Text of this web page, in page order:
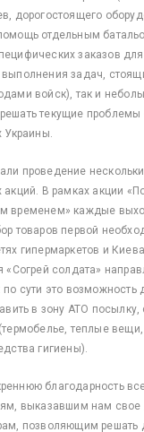
дорогостоящего
отдельным
заказов
задач,
войск), так и
текущие
Украины.
проведение
акций. В рамках акции
временем» каждые
товаров первой
гипермаркетов и
«Согрей солдата»
сути это возможность
в зону АТО
теплые
гигиены).
благодарность
выказавшим нам свое
позволяющим